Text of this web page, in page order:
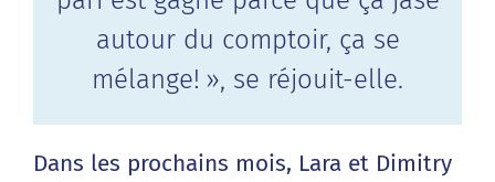
autour du comptoir, ça se
mélange! », se réjouit-elle.
Dans les prochains mois, Lara et Dimitry